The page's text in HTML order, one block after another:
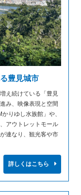
豊見城市
え続けている「豊見
み、映像表現と空間
りゆし水族館」や、
アウトレットモール
連なり、観光客や市
詳しくはこちら